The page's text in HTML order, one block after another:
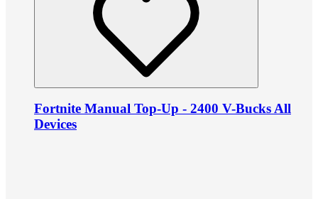
Fortnite Manual Top-Up - 2400 V-Bucks All
Devices